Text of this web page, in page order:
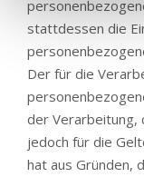
stattdessen die
Der für die
der
jedoch für die
hat aus Gründen,